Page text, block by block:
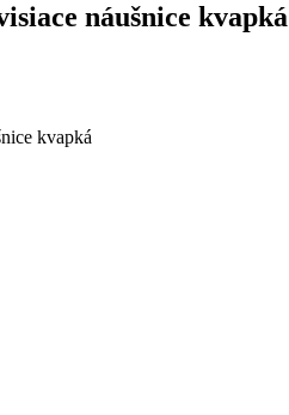
náušnice kvapká
kvapká